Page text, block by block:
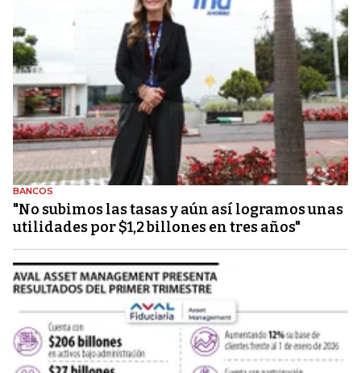
BANCOS
"No subimos las tasas y aún así logramos unas
utilidades por $1,2 billones en tres años"